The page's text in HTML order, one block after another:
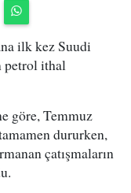
ilk kez Suudi
petrol ithal
göre, Temmuz
dururken,
çatışmaların